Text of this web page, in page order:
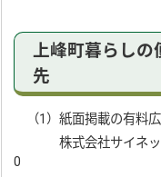
上峰町暮らしの
先
（1）紙面掲載の有料
株式会社サイネッ
0